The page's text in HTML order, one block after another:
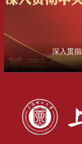
深入贯